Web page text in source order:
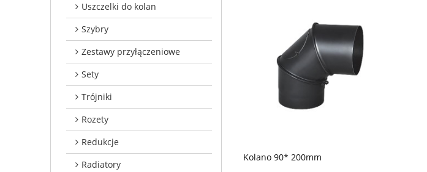
Uszczelki do kolan
Szybry
Zestawy przyłączeniowe
Sety
Trójniki
Rozety
Redukcje
Radiatory
Kolano 90* 200mm